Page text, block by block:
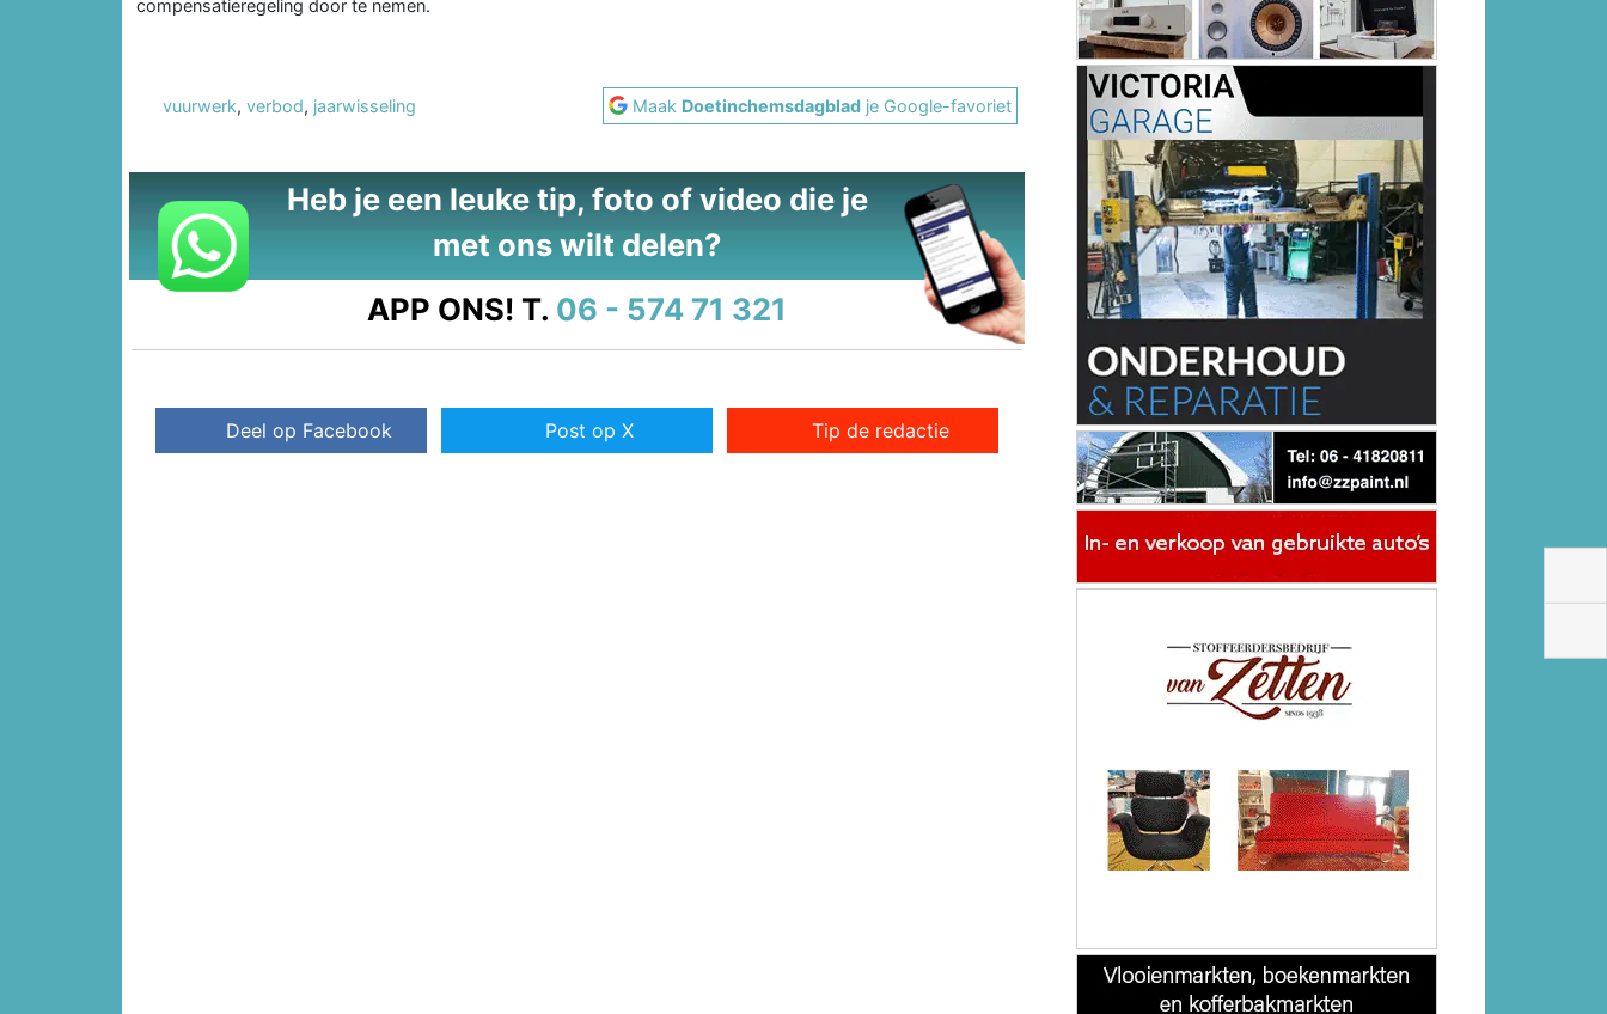
compensatieregeling door te nemen.
vuurwerk, verbod, jaarwisseling Maak Doetinchemsdagblad je Google-favoriet
Heb je een leuke tip, foto of video die je
met ons wilt delen?
APP ONS! T. 06 - 574 71 321
Deel op Facebook Post op X Tip de redactie